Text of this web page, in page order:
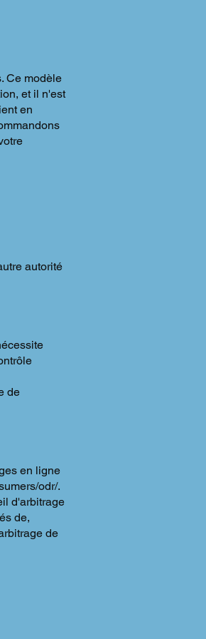
Ce modèle
et il n'est
en
autorité
de
en ligne
odr/.
d'arbitrage
de,
de